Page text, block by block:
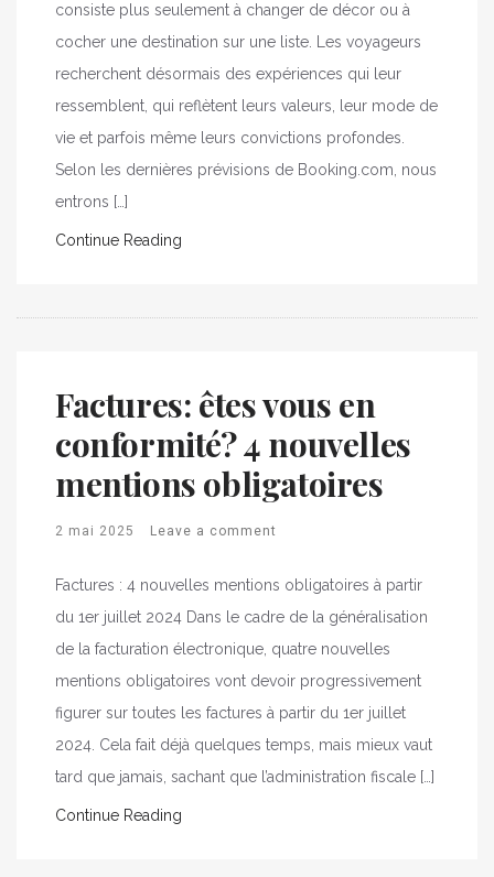
consiste plus seulement à changer de décor ou à
cocher une destination sur une liste. Les voyageurs
recherchent désormais des expériences qui leur
ressemblent, qui reflètent leurs valeurs, leur mode de
vie et parfois même leurs convictions profondes.
Selon les dernières prévisions de Booking.com, nous
entrons […]
Continue Reading
Factures: êtes vous en
conformité? 4 nouvelles
mentions obligatoires
2 mai 2025 Leave a comment
Factures : 4 nouvelles mentions obligatoires à partir
du 1er juillet 2024 Dans le cadre de la généralisation
de la facturation électronique, quatre nouvelles
mentions obligatoires vont devoir progressivement
figurer sur toutes les factures à partir du 1er juillet
2024. Cela fait déjà quelques temps, mais mieux vaut
tard que jamais, sachant que l’administration fiscale […]
Continue Reading